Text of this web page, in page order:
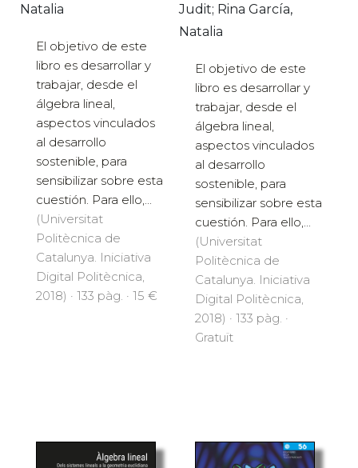
Natalia
El objetivo de este
libro es desarrollar y
trabajar, desde el
álgebra lineal,
aspectos vinculados
al desarrollo
sostenible, para
sensibilizar sobre esta
cuestión. Para ello,...
(Universitat
Politècnica de
Catalunya. Iniciativa
Digital Politècnica,
2018) · 133 pàg. · 15 €
Judit; Rina García,
Natalia
El objetivo de este
libro es desarrollar y
trabajar, desde el
álgebra lineal,
aspectos vinculados
al desarrollo
sostenible, para
sensibilizar sobre esta
cuestión. Para ello,...
(Universitat
Politècnica de
Catalunya. Iniciativa
Digital Politècnica,
2018) · 133 pàg. ·
Gratuït